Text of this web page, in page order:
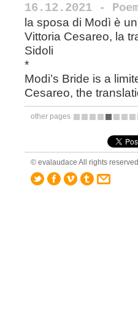
16.12.2021 -
la sposa di Modì è
Vittoria Cesareo, la
Sidoli
*
Modi’s Bride is a
Cesareo, the
other pages
© evalaudace All rights